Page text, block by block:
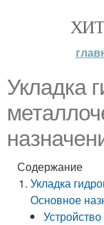
Укладка
Содержание
Укладка
Основное